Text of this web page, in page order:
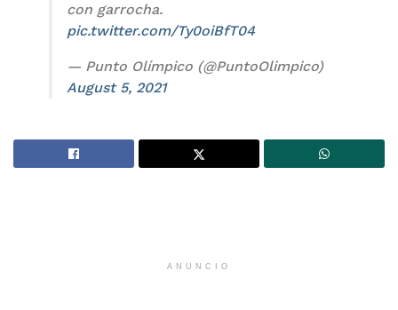
con garrocha.
pic.twitter.com/Ty0oiBfT04
— Punto Olímpico (@PuntoOlimpico)
August 5, 2021
ANUNCIO